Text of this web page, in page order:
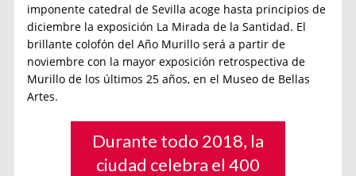
imponente catedral de Sevilla acoge hasta principios de
diciembre la exposición La Mirada de la Santidad. El
brillante colofón del Año Murillo será a partir de
noviembre con la mayor exposición retrospectiva de
Murillo de los últimos 25 años, en el Museo de Bellas
Artes.
Durante todo 2018, la
ciudad celebra el 400